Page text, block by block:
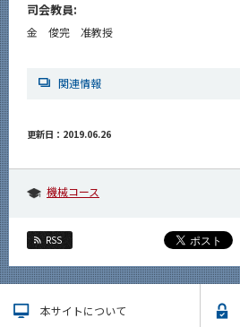
司会教員:
金 俊完 准教授
関連情報
更新日：2019.06.26
機械コース
RSS
本サイトについて